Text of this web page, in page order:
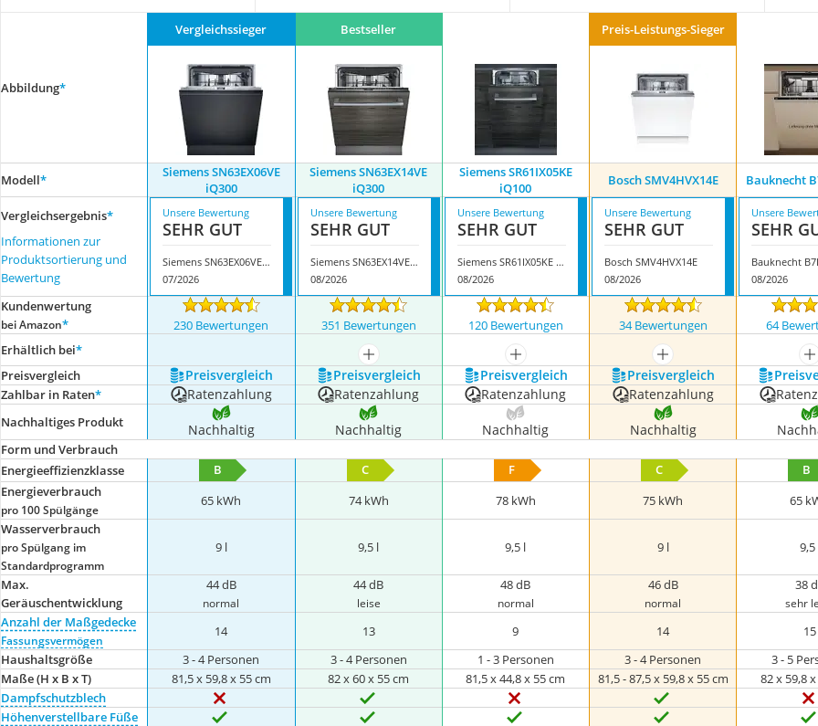
Abbildung*
Vergleichssieger Bestseller Preis-Leistungs-Sieger
Modell*
Siemens SN63EX06VE
iQ300
Siemens SN63EX14VE
iQ300
Siemens SR61IX05KE
iQ100
Bosch SMV4HVX14E Bauknecht
Vergleichsergebnis*
Informationen zur
Produktsortierung und
Bewertung
Unsere Bewertung
SEHR GUT
Siemens SN63EX06VE iQ300
07/2026
Unsere Bewertung
SEHR GUT
Siemens SN63EX14VE iQ300
08/2026
Unsere Bewertung
SEHR GUT
Siemens SR61IX05KE iQ100
08/2026
Unsere Bewertung
SEHR GUT
Bosch SMV4HVX14E
08/2026
Unsere
SEHR
Bauknecht
08/2026
Kundenwertung
bei Amazon* 230 Bewertungen 351 Bewertungen 120 Bewertungen 34 Bewertungen 64
Erhältlich bei*
mehr anzeigen mehr anzeigen mehr anzeigen
Preis­vergleich
Preis­vergleich Preis­vergleich Preis­vergleich Preis­vergleich
Zahlbar in Raten* Ratenzahlung Ratenzahlung Ratenzahlung Ratenzahlung
Nachhaltiges Produkt Nachhaltig Nachhaltig Nachhaltig Nachhaltig
Form und Verbrauch
Energieeffizienzklasse
B C F C B
Energieverbrauch
pro 100 Spülgänge
65 kWh 74 kWh 78 kWh 75 kWh 65
Wasserverbrauch
pro Spülgang im
Standardprogramm
9 l 9,5 l 9,5 l 9 l 9,5
Max.
Geräuschentwicklung
44 dB
normal
44 dB
leise
48 dB
normal
46 dB
normal
38
sehr
Anzahl der Maßgedecke
Fassungsvermögen
14 13 9 14 15
Haushaltsgröße
3 - 4 Personen 3 - 4 Personen 1 - 3 Personen 3 - 4 Personen 3 - 5
Maße (H x B x T)
81,5 x 59,8 x 55 cm 82 x 60 x 55 cm 81,5 x 44,8 x 55 cm 81,5 - 87,5 x 59,8 x 55 cm 82 x 59,8
Dampfschutzblech
Höhenverstellbare Füße